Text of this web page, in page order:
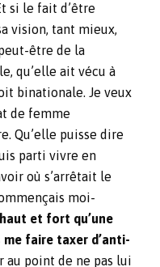
si le fait d’être
vision, tant mieux,
être de la
qu’elle ait vécu à
binationale. Je veux
de femme
Qu’elle puisse dire
parti vivre en
où s’arrêtait le
moi-
et fort qu’une
faire taxer d’anti-
au point de ne pas lui